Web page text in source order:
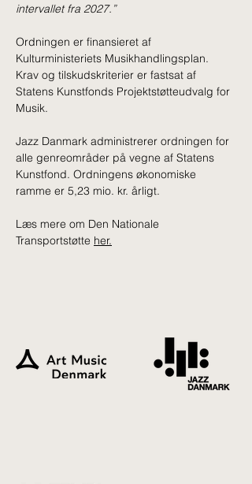
Previous news
intervallet fra 2027.”
Ordningen er finansieret af
Kulturministeriets Musikhandlingsplan.
Krav og tilskudskriterier er fastsat af
Statens Kunstfonds Projektstøtteudvalg for
Musik.
Jazz Danmark administrerer ordningen for
alle genreområder på vegne af Statens
Kunstfond. Ordningens økonomiske
ramme er 5,23 mio. kr. årligt.
Læs mere om Den Nationale
Transportstøtte her.